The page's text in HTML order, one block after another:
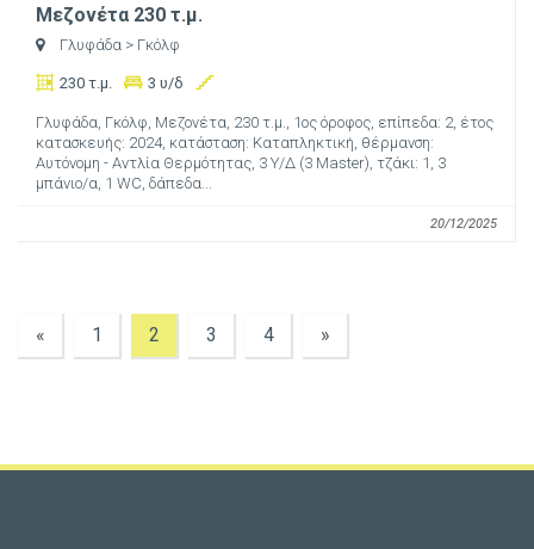
Μεζονέτα 230 τ.μ.
Γλυφάδα > Γκόλφ
230 τ.μ. 3 υ/δ
Γλυφάδα, Γκόλφ, Μεζονέτα, 230 τ.μ., 1ος όροφος, επίπεδα: 2, έτος
κατασκευής: 2024, κατάσταση: Καταπληκτική, θέρμανση:
Αυτόνομη - Αντλία Θερμότητας, 3 Υ/Δ (3 Master), τζάκι: 1, 3
μπάνιο/α, 1 WC, δάπεδα...
20/12/2025
« 1 2 3 4 »